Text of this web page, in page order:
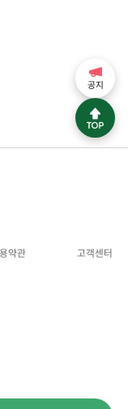
약관 고객센터
공지